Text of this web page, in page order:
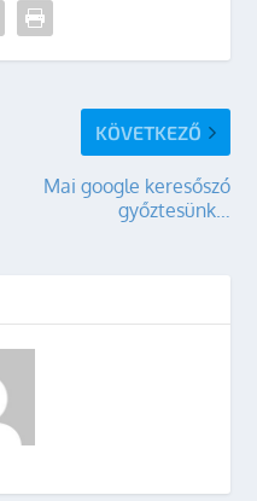
KÖVETKEZŐ
Mai google keresőszó
győztesünk…